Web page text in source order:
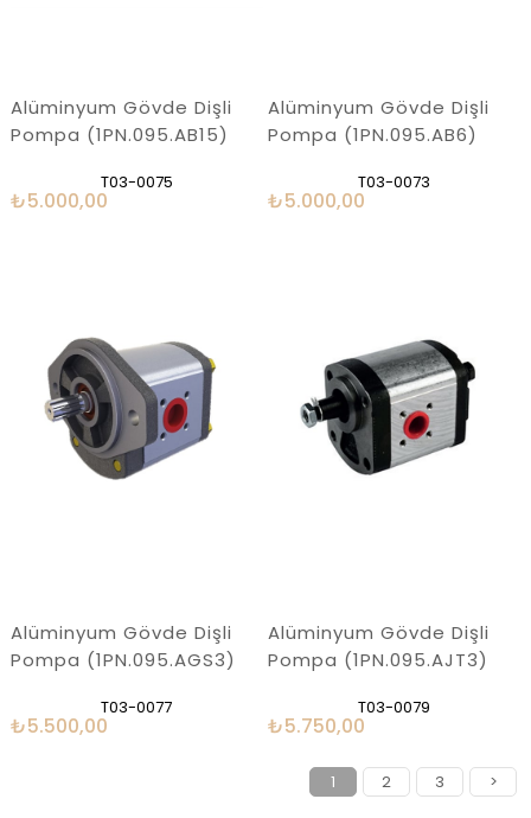
Alüminyum Gövde Dişli
Pompa (1PN.095.AB15)
T03-0075
₺5.000,00
Alüminyum Gövde Dişli
Pompa (1PN.095.AB6)
T03-0073
₺5.000,00
Alüminyum Gövde Dişli
Pompa (1PN.095.AGS3)
T03-0077
₺5.500,00
Alüminyum Gövde Dişli
Pompa (1PN.095.AJT3)
T03-0079
₺5.750,00
1 2 3 >